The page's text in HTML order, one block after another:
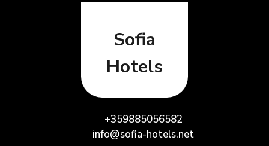
Sofia
Hotels
+359885056582
info@sofia-hotels.net